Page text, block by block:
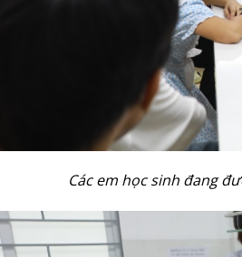
Các em học sinh đang